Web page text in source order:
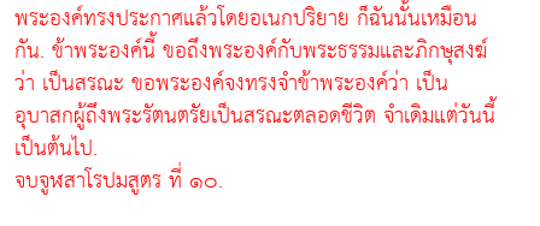
พระองค์ทรงประกาศแล้วโดยอเนกปริยาย ก็ฉันนั้นเหมือน
กัน. ข้าพระองค์นี้ ขอถึงพระองค์กับพระธรรมและภิกษุสงฆ์
ว่า เป็นสรณะ ขอพระองค์จงทรงจำข้าพระองค์ว่า เป็น
อุบาสกผู้ถึงพระรัตนตรัยเป็นสรณะตลอดชีวิต จำเดิมแต่วันนี้
เป็นต้นไป.
จบจูฬสาโรปมสูตร ที่ ๑๐.